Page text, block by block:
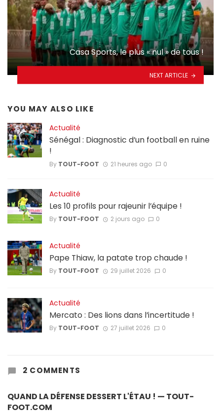
Casa Sports, le plus « nul » de tous !
NEXT ARTICLE
YOU MAY ALSO LIKE
Actualité
Sénégal : Diagnostic d’un football en ruine
!
By TOUT-FOOT 21 heures ago 0
Actualité
Les 10 profils pour rajeunir l’équipe !
By TOUT-FOOT 2 jours ago 0
Actualité
Pape Thiaw, la patate trop chaude !
By TOUT-FOOT 29 juillet 2026 0
Actualité
Mercato : Des lions dans l’incertitude !
By TOUT-FOOT 27 juillet 2026 0
2 COMMENTS
QUAND LA DÉFENSE DESSERT L'ÉTAU ! — TOUT-
FOOT.COM